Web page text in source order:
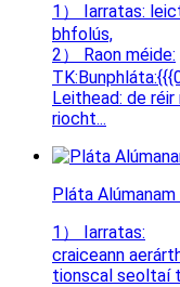
1） Iarratas:
bhfolús,
2） Raon méide:
Leithead: de réir
riocht...
Pláta
1） Iarratas:
craiceann
tionscal seoltaí